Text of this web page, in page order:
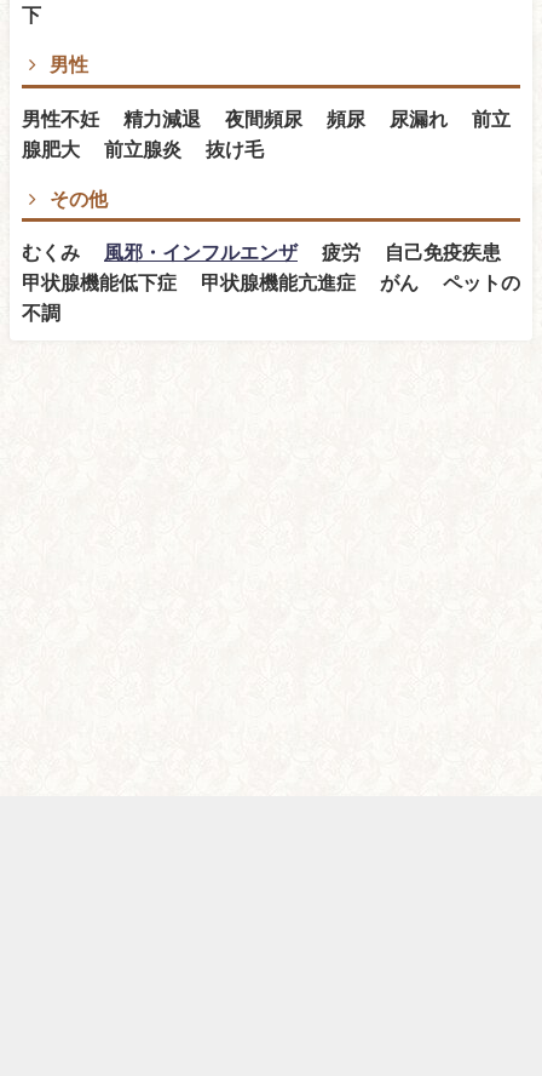
下
男性
男性不妊 精力減退 夜間頻尿 頻尿 尿漏れ 前立
腺肥大 前立腺炎 抜け毛
その他
むくみ 風邪・インフルエンザ疲労 自己免疫疾患
甲状腺機能低下症 甲状腺機能亢進症 がん ペットの
不調